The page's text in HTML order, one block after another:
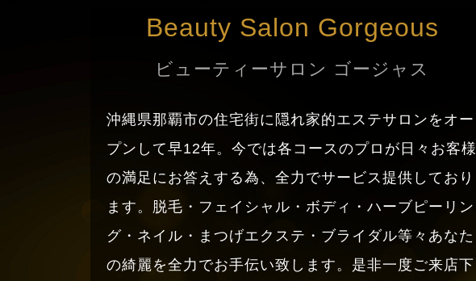
Beauty Salon Gorgeous
ビューティーサロン ゴージャス
沖縄県那覇市の住宅街に隠れ家的エステサロンをオー
プンして早12年。今では各コースのプロが日々お客様
の満足にお答えする為、全力でサービス提供しており
ます。脱毛・フェイシャル・ボディ・ハーブピーリン
グ・ネイル・まつげエクステ・ブライダル等々あなた
の綺麗を全力でお手伝い致します。是非一度ご来店下